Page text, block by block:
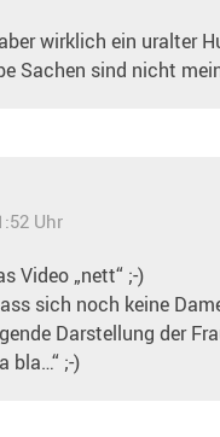
wirklich ein uralter
Sachen sind nicht
Uhr
Video „nett“ ;-)
sich noch keine
Darstellung der
bla…“ ;-)